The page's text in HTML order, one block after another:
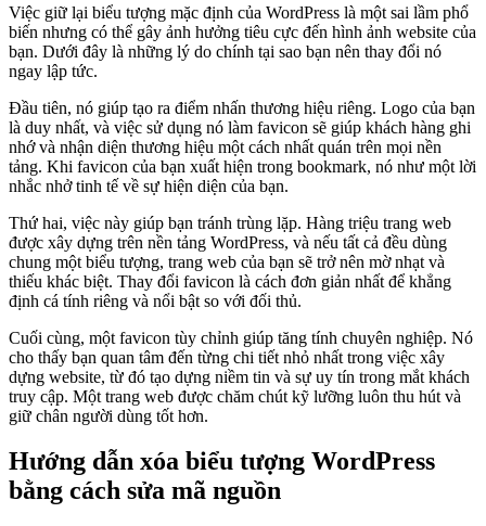
Việc giữ lại biểu tượng mặc định của WordPress là một sai lầm phổ
biến nhưng có thể gây ảnh hưởng tiêu cực đến hình ảnh website của
bạn. Dưới đây là những lý do chính tại sao bạn nên thay đổi nó
ngay lập tức.
Đầu tiên, nó giúp tạo ra điểm nhấn thương hiệu riêng. Logo của bạn
là duy nhất, và việc sử dụng nó làm favicon sẽ giúp khách hàng ghi
nhớ và nhận diện thương hiệu một cách nhất quán trên mọi nền
tảng. Khi favicon của bạn xuất hiện trong bookmark, nó như một lời
nhắc nhở tinh tế về sự hiện diện của bạn.
Thứ hai, việc này giúp bạn tránh trùng lặp. Hàng triệu trang web
được xây dựng trên nền tảng WordPress, và nếu tất cả đều dùng
chung một biểu tượng, trang web của bạn sẽ trở nên mờ nhạt và
thiếu khác biệt. Thay đổi favicon là cách đơn giản nhất để khẳng
định cá tính riêng và nổi bật so với đối thủ.
Cuối cùng, một favicon tùy chỉnh giúp tăng tính chuyên nghiệp. Nó
cho thấy bạn quan tâm đến từng chi tiết nhỏ nhất trong việc xây
dựng website, từ đó tạo dựng niềm tin và sự uy tín trong mắt khách
truy cập. Một trang web được chăm chút kỹ lưỡng luôn thu hút và
giữ chân người dùng tốt hơn.
Hướng dẫn xóa biểu tượng WordPress
bằng cách sửa mã nguồn